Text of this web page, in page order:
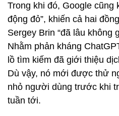
Trong khi đó, Google cũng
động đỏ”, khiến cả hai
Sergey Brin “đã lâu không
Nhằm phản kháng
lồ tìm kiếm đã giới thiệu
Dù vậy, nó mới được thử
nhỏ người dùng trước khi
tuần tới.